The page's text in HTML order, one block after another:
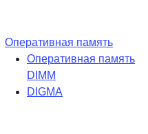
Оперативная память
Оперативная память
DIMM
DIGMA